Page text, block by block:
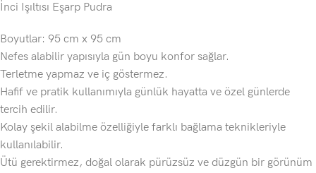
İnci Işıltısı Eşarp Pudra
Boyutlar: 95 cm x 95 cm
Nefes alabilir yapısıyla gün boyu konfor sağlar.
Terletme yapmaz ve iç göstermez.
Hafif ve pratik kullanımıyla günlük hayatta ve özel günlerde
tercih edilir.
Kolay şekil alabilme özelliğiyle farklı bağlama teknikleriyle
kullanılabilir.
Ütü gerektirmez, doğal olarak pürüzsüz ve düzgün bir görünüm